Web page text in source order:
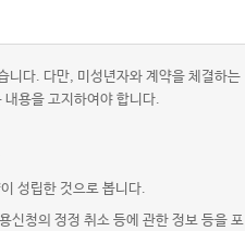
니다. 다만, 미성년자와 계약을 체결하는
용을 고지하여야 합니다.
성립한 것으로 봅니다.
신청의 정정 취소 등에 관한 정보 등을 포